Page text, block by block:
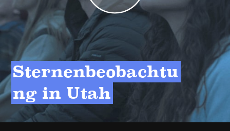
Sternenbeobachtu
ng in Utah